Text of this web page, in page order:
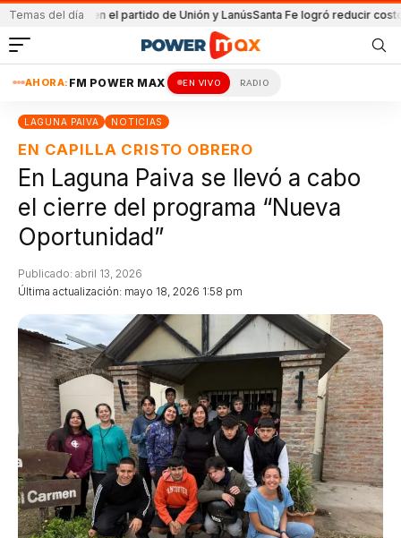
Temas del día
en el partido de Unión y LanúsSanta Fe logró reducir costo
AHORA: FM POWER MAX EN VIVO RADIO
LAGUNA PAIVA NOTICIAS
EN CAPILLA CRISTO OBRERO
En Laguna Paiva se llevó a cabo
el cierre del programa “Nueva
Oportunidad”
Última actualización: mayo 18, 2026 1:58 pm
Publicado: abril 13, 2026